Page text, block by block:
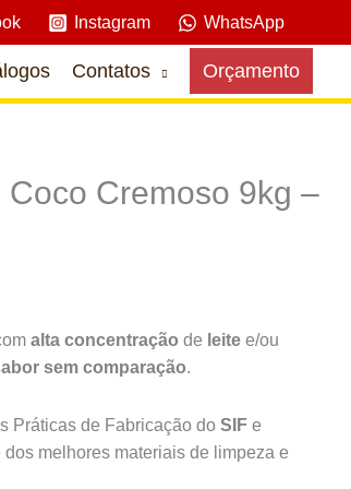
Instagram WhatsApp
Contatos Orçamento
Cremoso 9kg –
alta concentração de leite e/ou
sem comparação.
Práticas de Fabricação do SIF e
melhores materiais de limpeza e